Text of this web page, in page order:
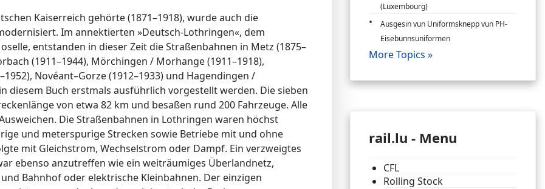
Kaiserreich gehörte (1871–1918), wurde auch die
Im annektierten »Deutsch-Lothringen«, dem
entstanden in dieser Zeit die Straßenbahnen in Metz (1875–
(1911–1944), Mörchingen / Morhange (1911–1918),
Novéant–Gorze (1912–1933) und Hagendingen /
diesem Buch erstmals ausführlich vorgestellt werden. Die sieben
von etwa 82 km und besaßen rund 200 Fahrzeuge. Alle
Die Straßenbahnen in Lothringen waren höchst
und meterspurige Strecken sowie Betriebe mit und ohne
mit Gleichstrom, Wechselstrom oder Dampf. Ein verzweigtes
ebenso anzutreffen wie ein weiträumiges Überlandnetz,
Bahnhof oder elektrische Kleinbahnen. Der einzigen
(Luxembourg)
Ausgesin vun Uniformsknepp vun PH-
Eisebunnsuniformen
More Topics »
rail.lu - Menu
CFL
Rolling Stock